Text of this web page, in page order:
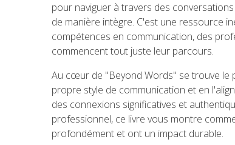
pour naviguer à travers des
de manière intègre. C'est une ressource
compétences en communication, des
commencent tout juste leur parcours.
Au cœur de "Beyond Words" se trouve le
propre style de communication et en
des connexions significatives et
professionnel, ce livre vous montre
profondément et ont un impact durable.